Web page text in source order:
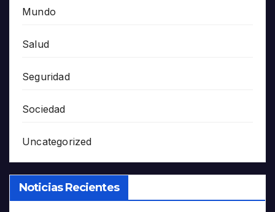
Mundo
Salud
Seguridad
Sociedad
Uncategorized
Noticias Recientes